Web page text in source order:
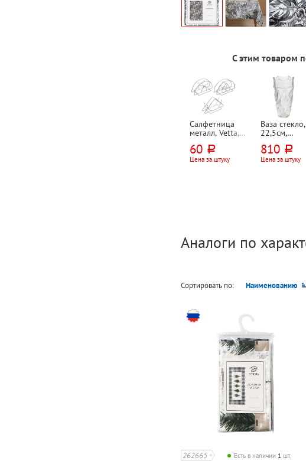
С этим товаром
Салфетница
металл, Vetta,
ассорти
60 руб.
Цена за штуку
Ваза стекло,
22,5см,
прозрачная,
"Наоми"
810 руб.
Цена за штуку
Аналоги по
Сортировать по: Наименованию
262665 Есть в наличии 1 шт.